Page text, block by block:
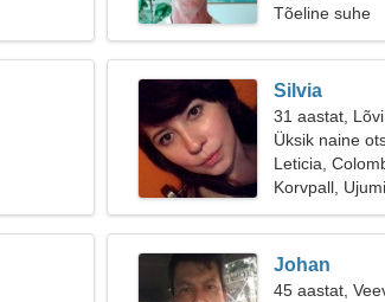
Tõeline suhe
Silvia
31 aastat, Lõvi
Üksik naine
Leticia,
Korvpall,
Johan
45 aastat,